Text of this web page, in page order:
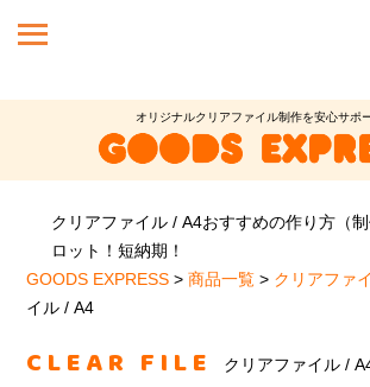
オリジナルクリアファイル制作を安心サポ
クリアファイル / A4おすすめの作り方（
ロット！短納期！
GOODS EXPRESS >商品一覧 > クリアファ
イル / A4
CLEAR FILE クリアファイル /